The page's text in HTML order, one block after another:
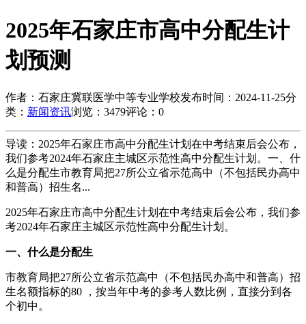
2025年石家庄市高中分配生计
划预测
作者：石家庄冀联医学中等专业学校发布时间：2024-11-25分
类： 新闻资讯浏览：3479评论：0
导读：2025年石家庄市高中分配生计划在中考结束后会公布，
我们参考2024年石家庄主城区示范性高中分配生计划。一、什
么是分配生市教育局把27所公立省示范高中（不包括民办高中
和普高）招生名...
2025年石家庄市高中分配生计划在中考结束后会公布，我们参
考2024年石家庄主城区示范性高中分配生计划。
一、什么是分配生
市教育局把27所公立省示范高中（不包括民办高中和普高）招
生名额指标的80 ，按当年中考的参考人数比例，直接分到各
个初中。